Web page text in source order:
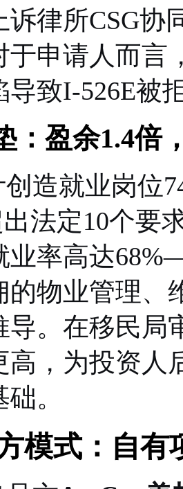
诉律所CSG
于申请人而言
导致I-526E被
：盈余1.4倍
造就业岗位
出法定10个要
业率高达
的物业管理、
导。在移民局
高，为投资人
。
模式：自有